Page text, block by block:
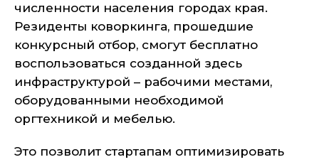
численности населения городах края.
Резиденты коворкинга, прошедшие
конкурсный отбор, смогут бесплатно
воспользоваться созданной здесь
инфраструктурой – рабочими местами,
оборудованными необходимой
оргтехникой и мебелью.
Это позволит стартапам оптимизировать